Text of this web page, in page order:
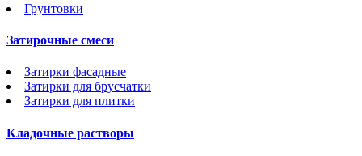
Грунтовки
Затирочные смеси
Затирки фасадные
Затирки для брусчатки
Затирки для плитки
Кладочные растворы